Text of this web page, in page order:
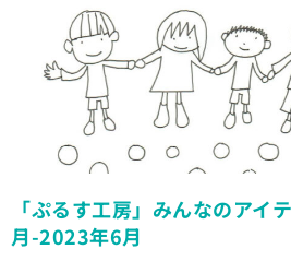
「ぷるす工房」みんなのア
月-2023年6月